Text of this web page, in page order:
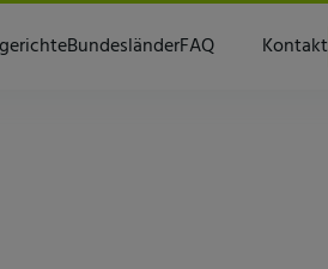
BundesländerFAQ Kontakt